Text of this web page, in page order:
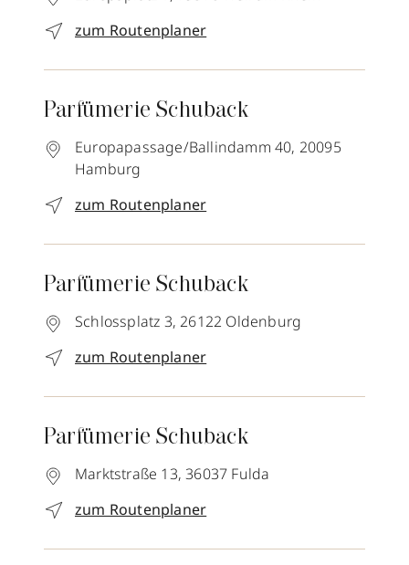
zum Routenplaner
Parfümerie Schuback
Europapassage/Ballindamm 40, 20095
Hamburg
zum Routenplaner
Parfümerie Schuback
Schlossplatz 3, 26122 Oldenburg
zum Routenplaner
Parfümerie Schuback
Marktstraße 13, 36037 Fulda
zum Routenplaner